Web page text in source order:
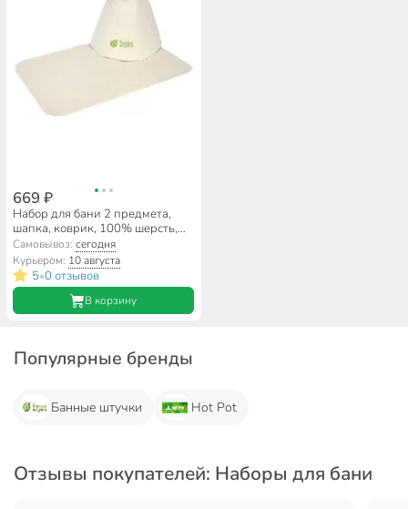
669 ₽
Набор для бани 2 предмета,
шапка, коврик, 100% шерсть,
Банные штучки, 42017
Самовывоз:сегодня
Курьером: 10 августа
5•0 отзывов
В корзину
Популярные бренды
Банные штучки Hot Pot
Отзывы покупателей: Наборы для бани